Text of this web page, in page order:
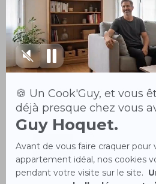
Guy Hoquet
26 Rue Saint-Sauveur
80200 Péronne
Votre conseiller
Claude DELCUZE, conseiller Guy
AFFICHER
LE
Tél.
06
51
01
97